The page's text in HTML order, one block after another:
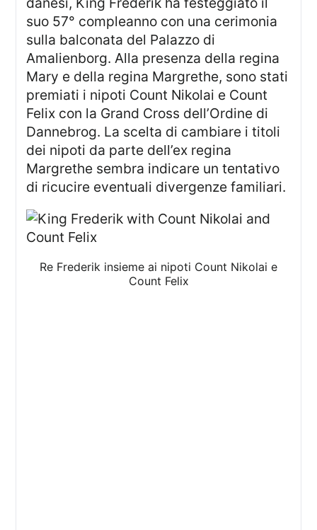
suo 57° compleanno con una cerimonia
sulla balconata del Palazzo di
Amalienborg. Alla presenza della regina
Mary e della regina Margrethe, sono stati
premiati i nipoti Count Nikolai e Count
Felix con la Grand Cross dell’Ordine di
Dannebrog. La scelta di cambiare i titoli
dei nipoti da parte dell’ex regina
Margrethe sembra indicare un tentativo
di ricucire eventuali divergenze familiari.
Re Frederik insieme ai nipoti Count Nikolai e
Count Felix